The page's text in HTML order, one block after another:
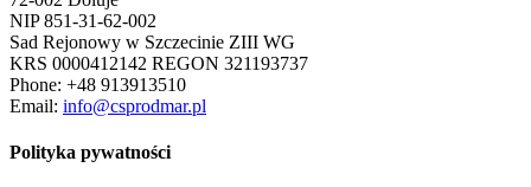
NIP 851-31-62-002
Sad Rejonowy w Szczecinie ZIII WG
KRS 0000412142 REGON 321193737
Phone: +48 913913510
Email: info@csprodmar.pl
Polityka pywatności